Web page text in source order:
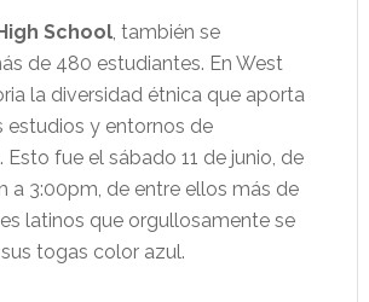
School, también se
de 480 estudiantes. En West
la diversidad étnica que aporta
estudios y entornos de
Esto fue el sábado 11 de junio, de
a 3:00pm, de entre ellos más de
latinos que orgullosamente se
togas color azul.